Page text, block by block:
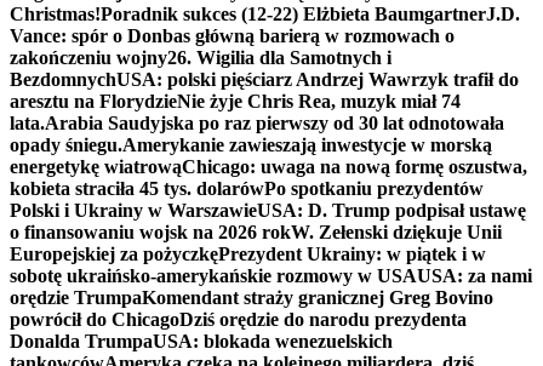
Christmas!Poradnik sukces (12-22) Elżbieta BaumgartnerJ.D.
Vance: spór o Donbas główną barierą w rozmowach o
zakończeniu wojny26. Wigilia dla Samotnych i
BezdomnychUSA: polski pięściarz Andrzej Wawrzyk trafił do
aresztu na FlorydzieNie żyje Chris Rea, muzyk miał 74
lata.Arabia Saudyjska po raz pierwszy od 30 lat odnotowała
opady śniegu.Amerykanie zawieszają inwestycje w morską
energetykę wiatrowąChicago: uwaga na nową formę oszustwa,
kobieta straciła 45 tys. dolarówPo spotkaniu prezydentów
Polski i Ukrainy w WarszawieUSA: D. Trump podpisał ustawę
o finansowaniu wojsk na 2026 rokW. Zełenski dziękuje Unii
Europejskiej za pożyczkęPrezydent Ukrainy: w piątek i w
sobotę ukraińsko-amerykańskie rozmowy w USAUSA: za nami
orędzie TrumpaKomendant straży granicznej Greg Bovino
powrócił do ChicagoDziś orędzie do narodu prezydenta
Donalda TrumpaUSA: blokada wenezuelskich